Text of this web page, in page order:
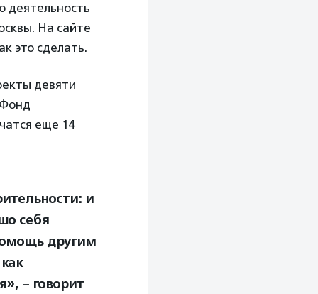
деятельность
На сайте
это сделать.
девяти
еще 14
и
себя
другим
– говорит